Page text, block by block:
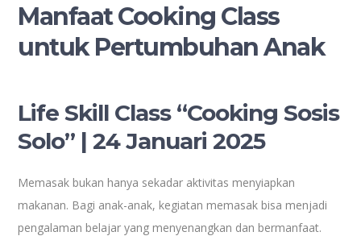
Manfaat Cooking Class
untuk Pertumbuhan Anak
Life Skill Class “Cooking Sosis
Solo” | 24 Januari 2025
Memasak bukan hanya sekadar aktivitas menyiapkan
makanan. Bagi anak-anak, kegiatan memasak bisa menjadi
pengalaman belajar yang menyenangkan dan bermanfaat.